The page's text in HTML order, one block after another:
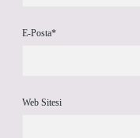
E-Posta*
Web Sitesi